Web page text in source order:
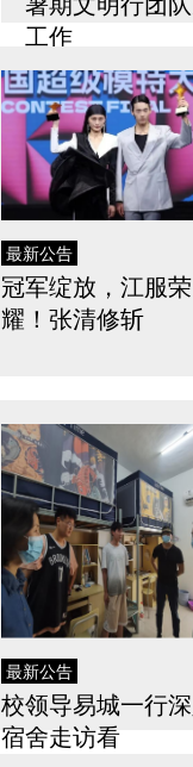
工作
最新公告
冠军绽放，江服荣
耀！张清修斩
最新公告
校领导易城一行
宿舍走访看